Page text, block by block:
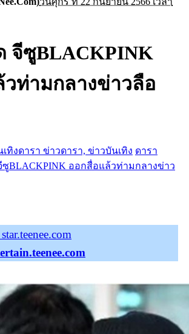
จีซูBLACKPINK
ท่ามกลางข่าวลือ
เทิงดารา ข่าวดารา, ข่าวบันเทิง ดารา
BLACKPINK ออกสื่อแล้วท่ามกลางข่าว